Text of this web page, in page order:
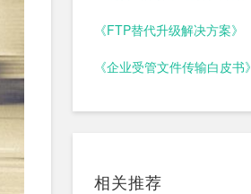
《FTP替代升级解决方案》
《企业受管文件传输白皮书》
相关推荐